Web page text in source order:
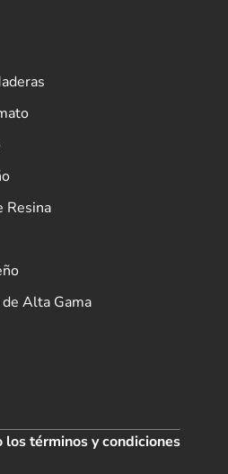
Resina
Alta Gama
los términos y condiciones